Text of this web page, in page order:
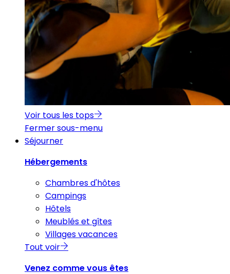
Voir tous les tops
Fermer sous-menu
Séjourner
Hébergements
Chambres d'hôtes
Campings
Hôtels
Meublés et gîtes
Villages vacances
Tout voir
Venez comme vous êtes